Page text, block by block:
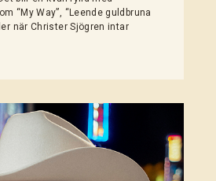
“My Way”, “Leende guldbruna
när Christer Sjögren intar